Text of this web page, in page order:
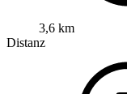
3,6 km
Distanz